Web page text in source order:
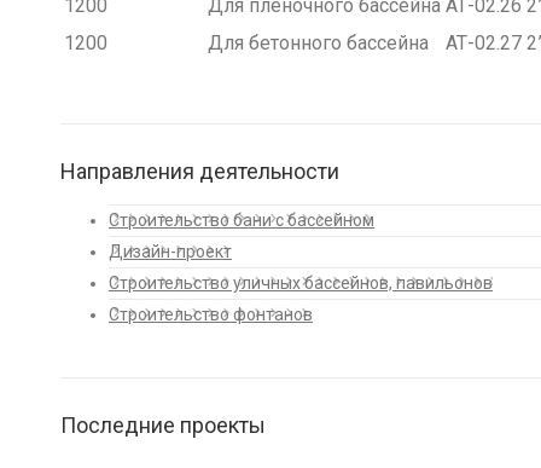
1200
Для пленочного бассейна АТ-02.26
1200
Для бетонного бассейна АТ-02.27
Направления деятельности
Строительство бани с бассейном
Дизайн-проект
Строительство уличных бассейнов, павильонов
Строительство фонтанов
Последние проекты